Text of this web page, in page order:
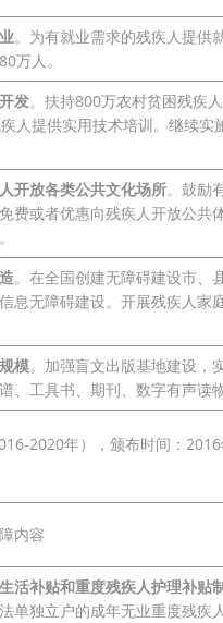
。为有就业需求的残疾人提供
万人。
发。扶持800万农村贫困残疾
人提供实用技术培训。继续实
开放各类公共文化场所。鼓励
费或者优惠向残疾人开放公共
。在全国创建无障碍建设市、
息无障碍建设。开展残疾人家
模。加强盲文出版基地建设，
、工具书、期刊、数字有声读
2020年），颁布时间：
内容
活补贴和重度残疾人护理补贴
单独立户的成年无业重度残疾